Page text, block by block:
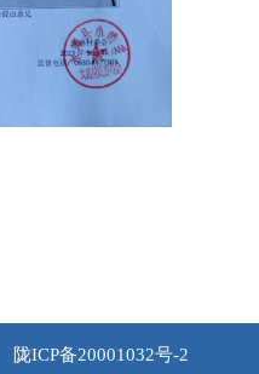
陇ICP备20001032号-2